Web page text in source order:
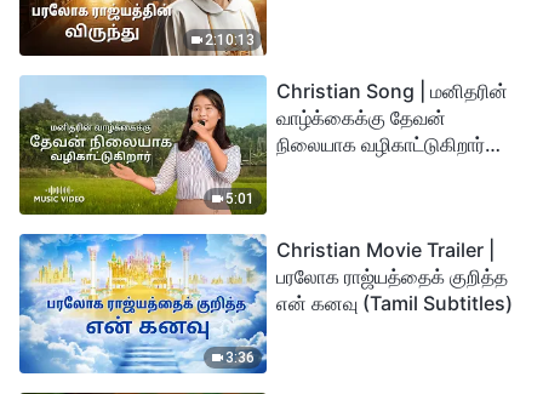
2:10:13
5:01
Christian Song | மனிதரின்
வாழ்க்கைக்கு தேவன்
நிலையாக வழிகாட்டுகிறார்
3:36
Christian Movie Trailer |
பரலோக ராஜ்யத்தைக் குறித்த
என் கனவு (Tamil Subtitles)